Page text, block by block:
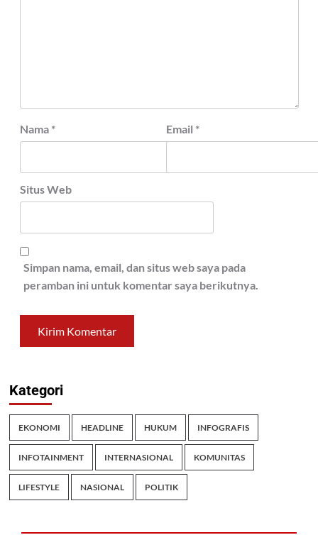
Nama * Email *
Situs Web
Simpan nama, email, dan situs web saya pada
peramban ini untuk komentar saya berikutnya.
Kategori
EKONOMI HEADLINE HUKUM INFOGRAFIS
INFOTAINMENT INTERNASIONAL KOMUNITAS
LIFESTYLE NASIONAL POLITIK